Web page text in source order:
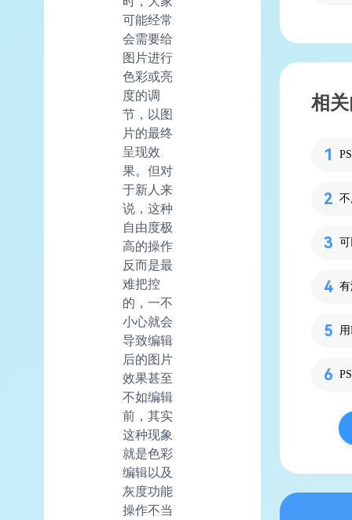
可能经常
会需要给
图片进行
色彩或亮
度的调
节，以图
片的最终
呈现效
果。但对
于新人来
说，这种
自由度极
高的操作
反而是最
难把控
的，一不
小心就会
导致编辑
后的图片
效果甚至
不如编辑
前，其实
这种现象
就是色彩
编辑以及
灰度功能
操作不当
相